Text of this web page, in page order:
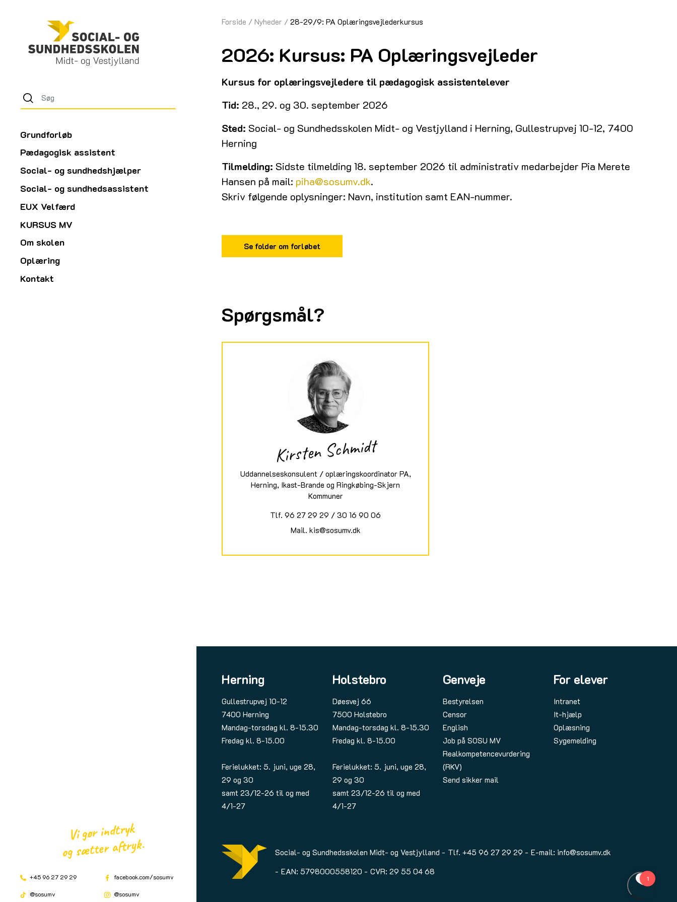
Grundforløb
Pædagogisk assistent
Social- og sundhedshjælper
Social- og sundhedsassistent
EUX Velfærd
KURSUS MV
Om skolen
Oplæring
Kontakt
Vi gør indtryk
og sætter aftryk.
+45 96 27 29 29
@sosumv
facebook.com/sosumv
@sosumv
Forside Nyheder 28-29/9: PA Oplæringsvejlederkursus
2026: Kursus: PA Oplæringsvejleder
Kursus for oplæringsvejledere til pædagogisk assistentelever
Tid: 28., 29. og 30. september 2026
Sted: Social- og Sundhedsskolen Midt- og Vestjylland i Herning, Gullestrupvej 10-12, 7400
Herning
Tilmelding: Sidste tilmelding 18. september 2026 til administrativ medarbejder Pia Merete
Hansen på mail: piha@sosumv.dk.
Skriv følgende oplysninger: Navn, institution samt EAN-nummer.
Se folder om forløbet
Spørgsmål?
Kirsten Schmidt
Uddannelseskonsulent / oplæringskoordinator PA,
Herning, Ikast-Brande og Ringkøbing-Skjern
Kommuner
Tlf. 96 27 29 29 / 30 16 90 06
Mail. kis@sosumv.dk
Herning
Gullestrupvej 10-12
7400 Herning
Mandag-torsdag kl. 8-15.30
Fredag kl. 8-15.00
Ferielukket: 5. juni, uge 28,
29 og 30
samt 23/12-26 til og med
4/1-27
Holstebro
Døesvej 66
7500 Holstebro
Mandag-torsdag kl. 8-15.30
Fredag kl. 8-15.00
Ferielukket: 5. juni, uge 28,
29 og 30
samt 23/12-26 til og med
4/1-27
Genveje
Bestyrelsen
Censor
English
Job på SOSU MV
Realkompetencevurdering
(RKV)
Send sikker mail
For elever
Intranet
It-hjælp
Oplæsning
Sygemelding
Social- og Sundhedsskolen Midt- og Vestjylland Tlf. +45 96 27 29 29 E-mail: info@sosumv.dk
EAN: 5798000558120
CVR: 29 55 04 68